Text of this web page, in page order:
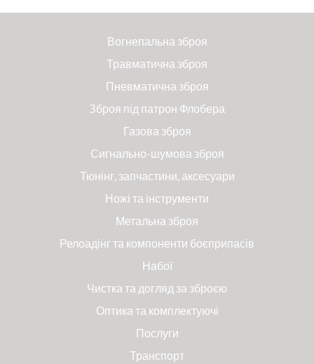
Вогнепальна зброя
Травматична зброя
Пневматична зброя
Зброя під патрон Флобера
Газова зброя
Сигнально-шумова зброя
Тюнінг, запчастини, аксесуари
Ножі та інструменти
Метальна зброя
Релоадінг та компоненти боєприпасів
Набої
Чистка та догляд за зброєю
Оптика та комплектуючі
Послуги
Транспорт